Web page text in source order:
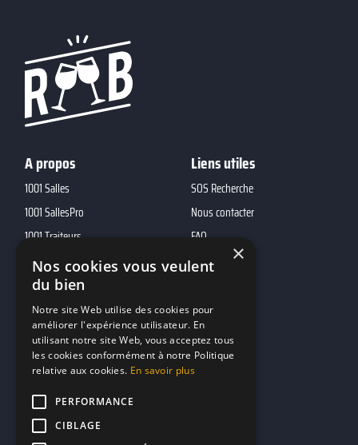
A propos
1001 Salles
1001 SallesPro
1001 Traiteurs
1001 DJ
10h01
MP2
Liens utiles
SOS Recherche
Nous contacter
FAQ
Contacts
marketing@reserverunbar.fr
11 rue Maurice Grandcoing
94200 Ivry-sur-Seine
×
Nos cookies vous veulent
du bien
Notre site Web utilise des cookies pour
améliorer l'expérience utilisateur. En
utilisant notre site Web, vous acceptez tous
les cookies conformément à notre Politique
relative aux cookies. En savoir plus
PERFORMANCE
CIBLAGE